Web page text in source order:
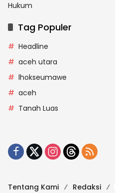
Hukum
Tag Populer
Headline
aceh utara
lhokseumawe
aceh
Tanah Luas
Tentang Kami Redaksi